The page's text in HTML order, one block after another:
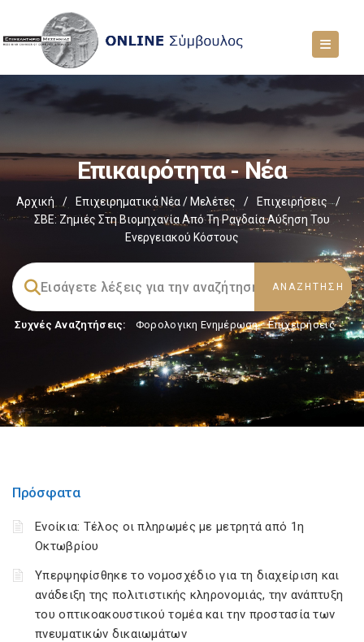
Επικαιρότητα - Νέα
Αρχική / Επιχειρηματικά Νέα / Μελέτες / Επιχειρήσεις
/
ΣΒΕ: Ζημιές Στη Βιομηχανία Από Τη Ραγδαία Αύξηση Του
Ενεργειακού Κόστους
Συχνές Αναζητήσεις: Φορολογικη Ενημέρωση, Επιχειρήσεις
Πρόσφατα
Ενοίκια: Τέλος οι πληρωμές με μετρητά από 1η
Οκτωβρίου
Υπερψηφίσθηκε το νομοσχέδιο για τη διαχείριση και
ανάδειξη της πολιτιστικής κληρονομιάς, την ανάπτυξη
του οπτικοακουστικού τομέα και την προστασία των
πνευματικών δικαιωμάτων